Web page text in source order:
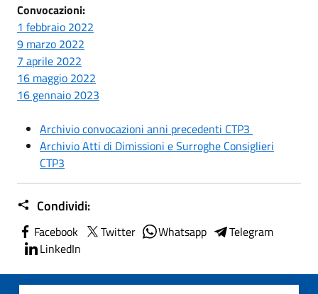
Convocazioni:
1 febbraio 2022
9 marzo 2022
7 aprile 2022
16 maggio 2022
16 gennaio 2023
Archivio convocazioni anni precedenti CTP3
Archivio Atti di Dimissioni e Surroghe Consiglieri
CTP3
Condividi:
Facebook Twitter Whatsapp
Telegram
LinkedIn